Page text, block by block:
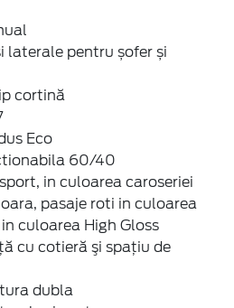
pentru șofer și
cortină
Eco
60/40
in culoarea caroseriei
pasaje roti in culoarea
culoarea High Gloss
cu cotieră şi spaţiu de
dubla
spate